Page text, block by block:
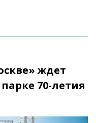
ждет
70-летия